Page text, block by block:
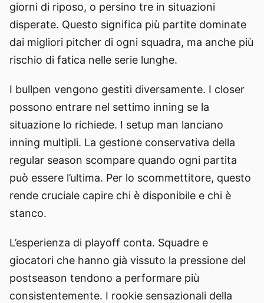
giorni di riposo, o persino tre in situazioni
disperate. Questo significa più partite dominate
dai migliori pitcher di ogni squadra, ma anche più
rischio di fatica nelle serie lunghe.
I bullpen vengono gestiti diversamente. I closer
possono entrare nel settimo inning se la
situazione lo richiede. I setup man lanciano
inning multipli. La gestione conservativa della
regular season scompare quando ogni partita
può essere l’ultima. Per lo scommettitore, questo
rende cruciale capire chi è disponibile e chi è
stanco.
L’esperienza di playoff conta. Squadre e
giocatori che hanno già vissuto la pressione del
postseason tendono a performare più
consistentemente. I rookie sensazionali della